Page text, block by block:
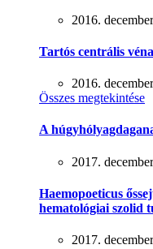
2016.
Tartós centrális
2016.
Összes megtekintése
A
2017.
Haemopoeticus
hematológiai szolid
2017.